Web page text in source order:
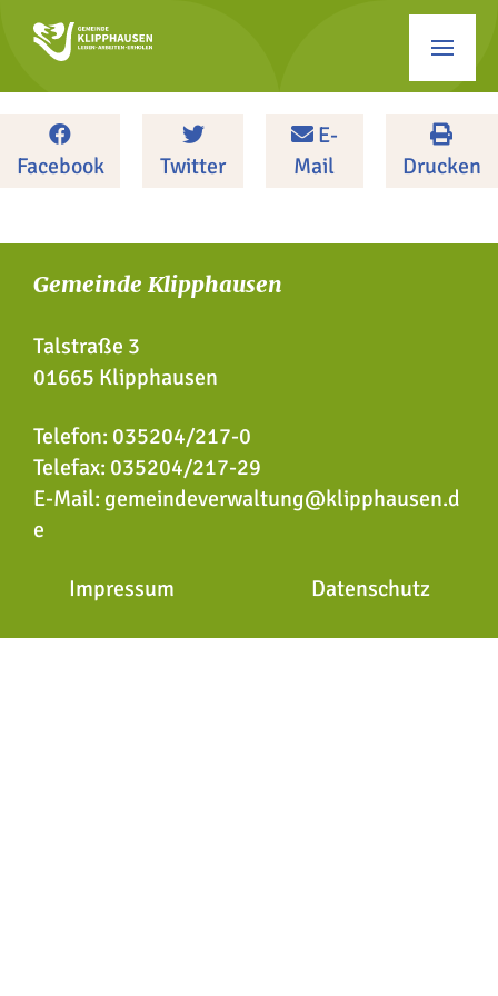
Facebook Twitter
E-
Mail
Drucken
Gemeinde Klipphausen
Talstraße 3
01665 Klipphausen
Telefon: 035204/217-0
Telefax: 035204/217-29
E-Mail: gemeindeverwaltung@klipphausen.d
e
Impressum Datenschutz